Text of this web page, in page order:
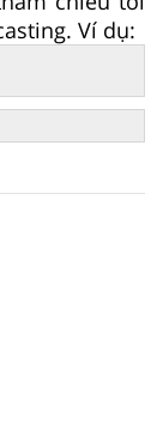
Ví dụ: